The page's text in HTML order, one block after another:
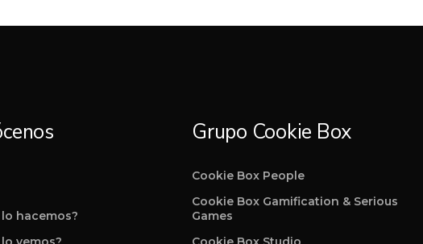
lo hacemos?
Grupo Cookie Box
Cookie Box People
Cookie Box Gamification & Serious
Games